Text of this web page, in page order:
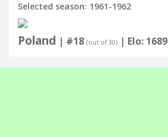
Selected season: 1961-1962
Poland | #18 (out of 30) | Elo: 1689